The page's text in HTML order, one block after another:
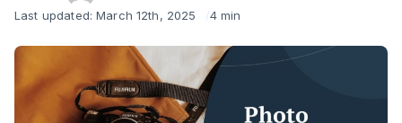
Last updated:March 12th, 2025 4 min